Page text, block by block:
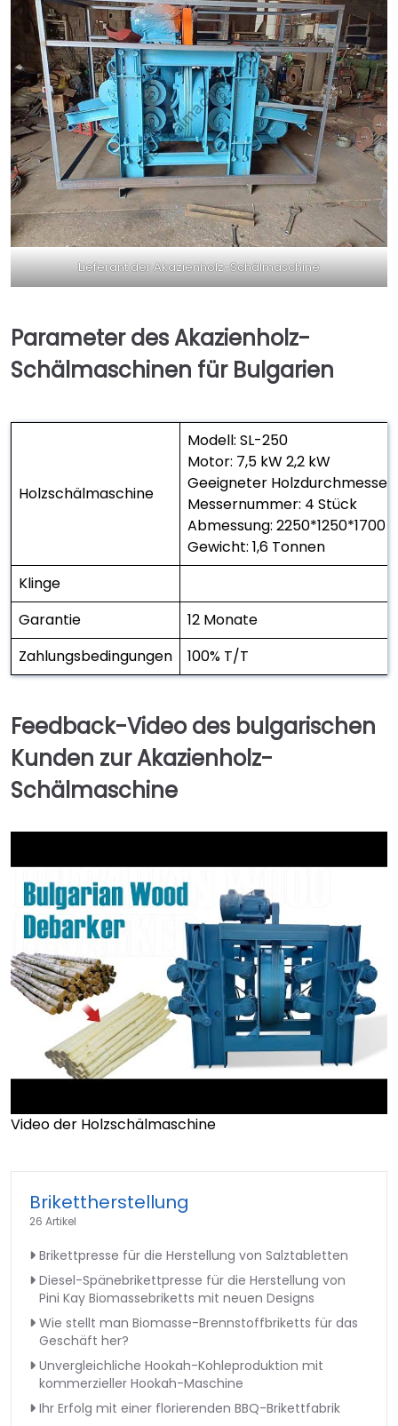
Lieferant der Akazienholz-Schälmaschine
Parameter des Akazienholz-
Schälmaschinen für Bulgarien
Holzschälmaschine
Modell: SL-250
Motor: 7,5 kW 2,2 kW
Geeigneter
Messernummer: 4 Stück
Abmessung: 2250*1250*1700
Gewicht: 1,6 Tonnen
Klinge
Garantie
12 Monate
Zahlungsbedingungen
100% T/T
Feedback-Video des bulgarischen
Kunden zur Akazienholz-
Schälmaschine
Video der Holzschälmaschine
Brikettherstellung
26 Artikel
Brikettpresse für die Herstellung von Salztabletten
Diesel-Spänebrikettpresse für die Herstellung von
Pini Kay Biomassebriketts mit neuen Designs
Wie stellt man Biomasse-Brennstoffbriketts für das
Geschäft her?
Unvergleichliche Hookah-Kohleproduktion mit
kommerzieller Hookah-Maschine
Ihr Erfolg mit einer florierenden BBQ-Brikettfabrik